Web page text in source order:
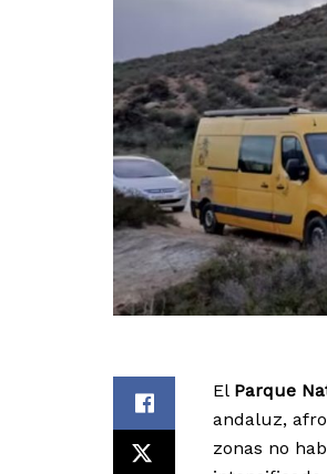
El Parque
andaluz,
zonas no